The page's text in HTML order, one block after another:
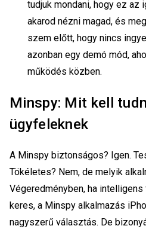
tudjuk mondani, hogy ez az
akarod nézni magad, és
szem előtt, hogy nincs
azonban egy demó mód,
működés közben.
Minspy: Mit kell
ügyfeleknek
A Minspy biztonságos? Igen.
Tökéletes? Nem, de melyik
Végeredményben, ha
keres, a Minspy alkalmazás
nagyszerű választás. De